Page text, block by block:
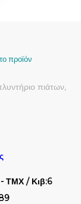
προϊόν
πιάτων,
ΤΜΧ / Κιβ:6